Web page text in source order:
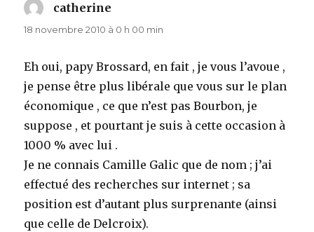
catherine
18 novembre 2010 à 0 h 00 min
Eh oui, papy Brossard, en fait , je vous l’avoue ,
je pense être plus libérale que vous sur le plan
économique , ce que n’est pas Bourbon, je
suppose , et pourtant je suis à cette occasion à
1000 % avec lui .
Je ne connais Camille Galic que de nom ; j’ai
effectué des recherches sur internet ; sa
position est d’autant plus surprenante (ainsi
que celle de Delcroix).